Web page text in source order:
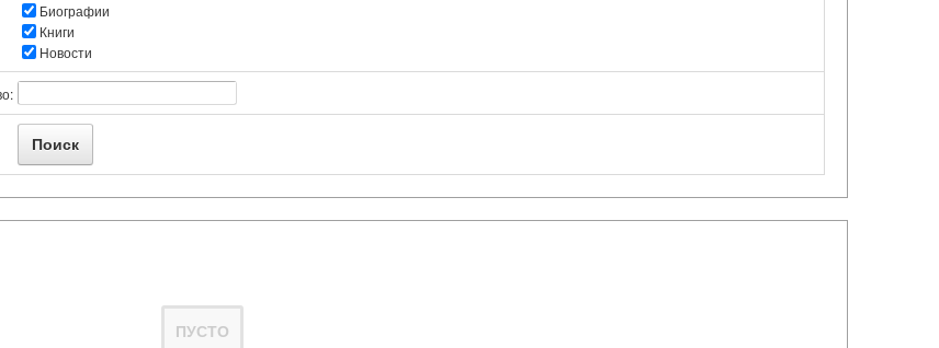
Биографии
Книги
Новости
ПУСТО